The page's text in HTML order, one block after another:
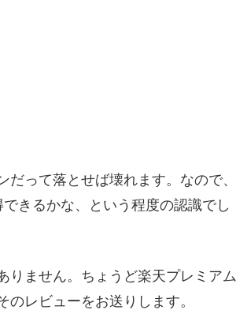
って落とせば壊れます。なので、
きるかな、という程度の認識でし
りません。ちょうど楽天プレミアム
レビューをお送りします。